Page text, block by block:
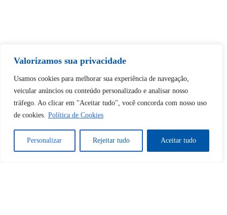
Valorizamos sua privacidade
Usamos cookies para melhorar sua experiência de navegação,
veicular anúncios ou conteúdo personalizado e analisar nosso
tráfego. Ao clicar em "Aceitar tudo", você concorda com nosso uso
de cookies. Política de Cookies
Personalizar Rejeitar tudo Aceitar tudo
desbloquear esta publicação?
Desbloquear esquerda : 0